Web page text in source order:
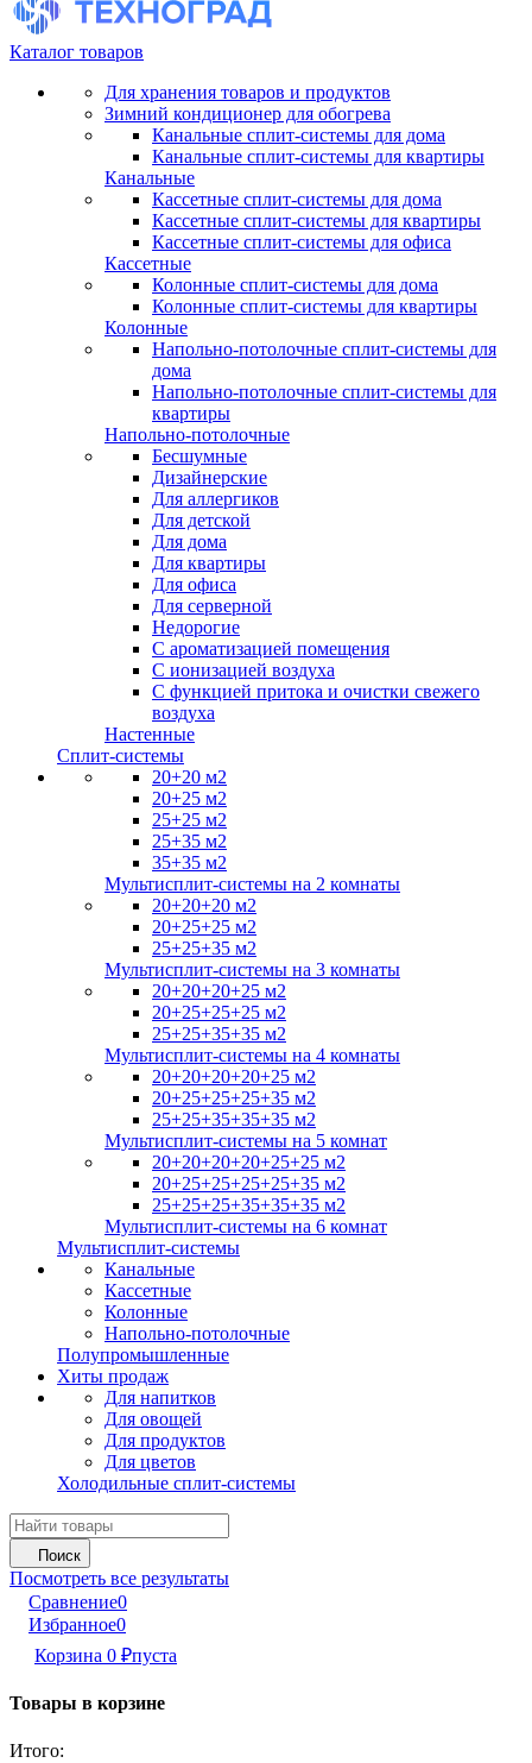
Каталог товаров
Для хранения товаров и продуктов
Зимний кондиционер для обогрева
Канальные сплит-системы для дома
Канальные сплит-системы для квартиры
Канальные
Кассетные сплит-системы для дома
Кассетные сплит-системы для квартиры
Кассетные сплит-системы для офиса
Кассетные
Колонные сплит-системы для дома
Колонные сплит-системы для квартиры
Колонные
Напольно-потолочные сплит-системы для
дома
Напольно-потолочные сплит-системы для
квартиры
Напольно-потолочные
Бесшумные
Дизайнерские
Для аллергиков
Для детской
Для дома
Для квартиры
Для офиса
Для серверной
Недорогие
С ароматизацией помещения
С ионизацией воздуха
С функцией притока и очистки свежего
воздуха
Настенные
Сплит-системы
20+20 м2
20+25 м2
25+25 м2
25+35 м2
35+35 м2
Мультисплит-системы на 2 комнаты
20+20+20 м2
20+25+25 м2
25+25+35 м2
Мультисплит-системы на 3 комнаты
20+20+20+25 м2
20+25+25+25 м2
25+25+35+35 м2
Мультисплит-системы на 4 комнаты
20+20+20+20+25 м2
20+25+25+25+35 м2
25+25+35+35+35 м2
Мультисплит-системы на 5 комнат
20+20+20+20+25+25 м2
20+25+25+25+25+35 м2
25+25+25+35+35+35 м2
Мультисплит-системы на 6 комнат
Мультисплит-системы
Канальные
Кассетные
Колонные
Напольно-потолочные
Полупромышленные
Хиты продаж
Для напитков
Для овощей
Для продуктов
Для цветов
Холодильные сплит-системы
Поиск
Посмотреть все результаты
Сравнение0
Избранное0
Корзина 0 ₽пуста
Товары в корзине
Итого: